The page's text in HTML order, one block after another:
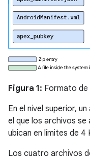
Figura 1: Formato de
En el nivel superior,
el que los archivos se
ubican en límites de 4
Los cuatro archivos